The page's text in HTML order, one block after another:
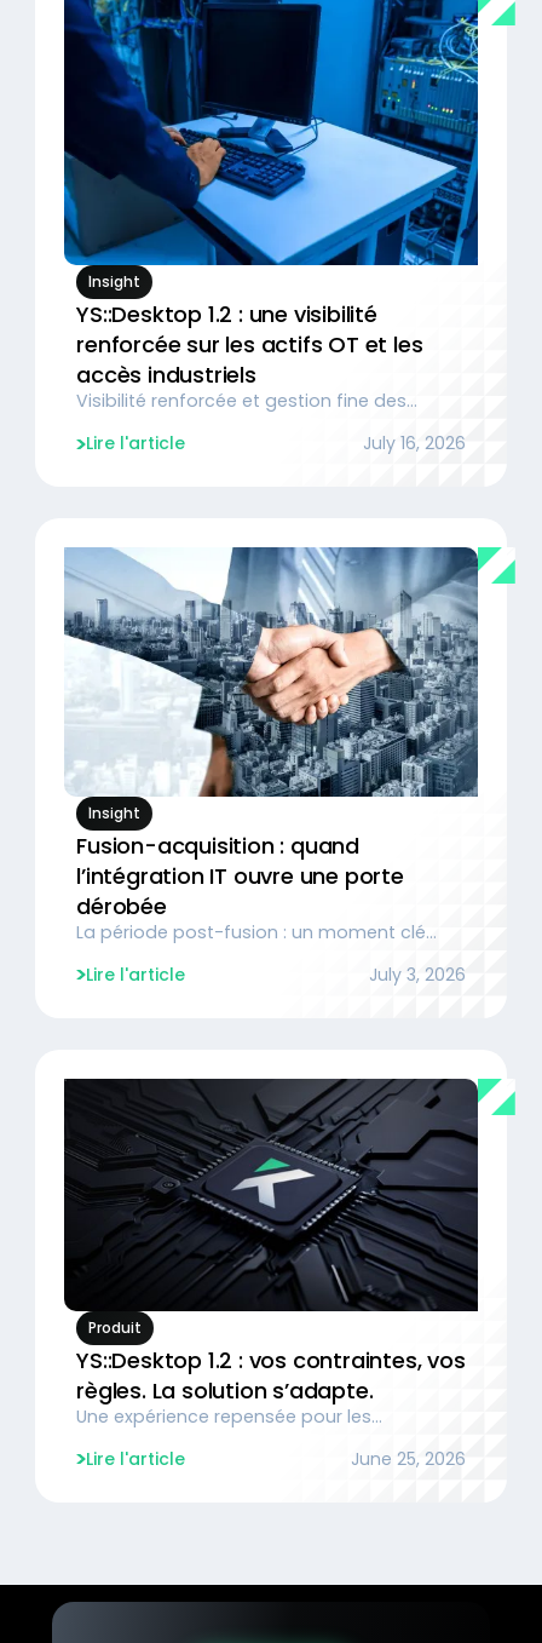
Insight
YS::Desktop 1.2 : une visibilité
renforcée sur les actifs OT et les
accès industriels
Visibilité renforcée et gestion fine des
Lire l'article
July 16, 2026
Insight
Fusion-acquisition : quand
l’intégration IT ouvre une porte
dérobée
La période post-fusion : un moment clé
Lire l'article
July 3, 2026
Produit
YS::Desktop 1.2 : vos contraintes, vos
règles. La solution s’adapte.
Une expérience repensée pour les
simplifie le quotidien de tous les utilisateurs.
Lire l'article June 25, 2026